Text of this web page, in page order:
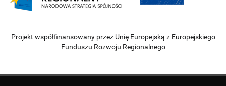
Projekt współfinansowany przez Unię Europejską z Europejskiego
Funduszu Rozwoju Regionalnego